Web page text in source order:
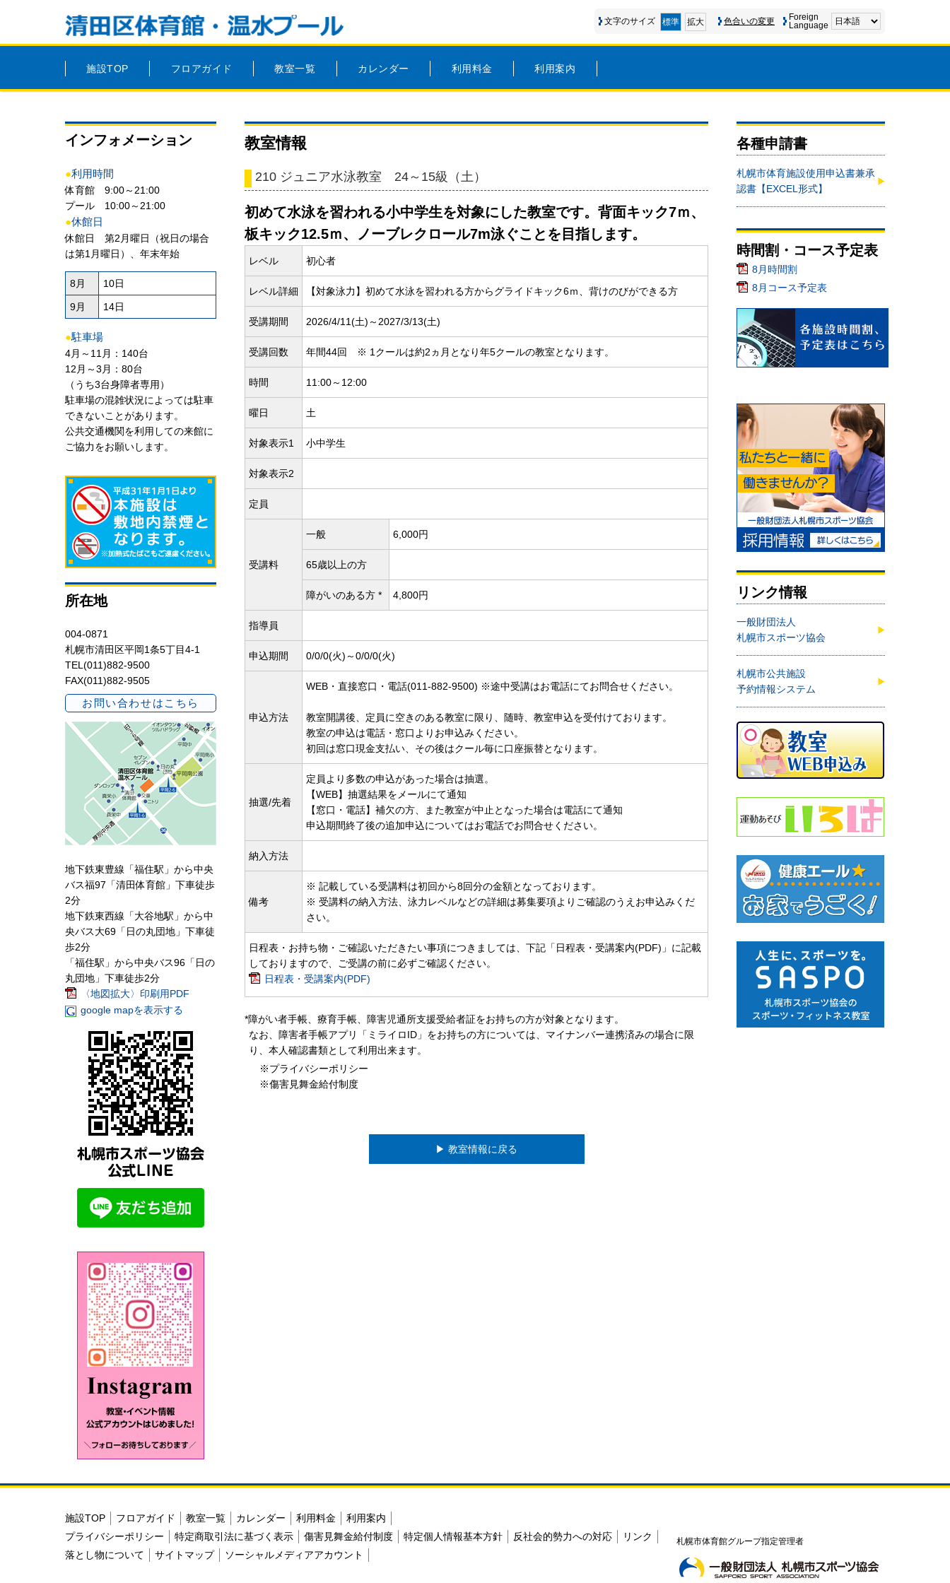
文字のサイズ 標準 拡大 色合いの変更
Foreign
Language
施設TOP フロアガイド 教室一覧 カレンダー 利用料金 利用案内
インフォメーション
●利用時間
体育館 9:00～21:00
プール 10:00～21:00
●休館日
休館日 第2月曜日（祝日の場合
は第1月曜日）、年末年始
8月 10日
9月 14日
●駐車場
4月～11月：140台
12月～3月：80台
（うち3台身障者専用）
駐車場の混雑状況によっては駐車
できないことがあります。
公共交通機関を利用しての来館に
ご協力をお願いします。
所在地
004-0871
札幌市清田区平岡1条5丁目4-1
TEL(011)882-9500
FAX(011)882-9505
お問い合わせはこちら
地下鉄東豊線「福住駅」から中央
バス福97「清田体育館」下車徒歩
2分
地下鉄東西線「大谷地駅」から中
央バス大69「日の丸団地」下車徒
歩2分
「福住駅」から中央バス96「日の
丸団地」下車徒歩2分
〈地図拡大〉印刷用PDF
google mapを表示する
教室情報
210 ジュニア水泳教室 24～15級（土）
初めて水泳を習われる小中学生を対象にした教室です。背面キック7ｍ、
板キック12.5ｍ、ノーブレクロール7m泳ぐことを目指します。
レベル 初心者
レベル詳細 【対象泳力】初めて水泳を習われる方からグライドキック6ｍ、背けのびができる方
受講期間 2026/4/11(土)～2027/3/13(土)
受講回数 年間44回 ※ 1クールは約2ヵ月となり年5クールの教室となります。
時間 11:00～12:00
曜日 土
対象表示1 小中学生
対象表示2
定員
受講料
一般 6,000円
65歳以上の方
障がいのある方 * 4,800円
指導員
申込期間 0/0/0(火)～0/0/0(火)
申込方法
WEB・直接窓口・電話(011-882-9500) ※途中受講はお電話にてお問合せください。
教室開講後、定員に空きのある教室に限り、随時、教室申込を受付けております。
教室の申込は電話・窓口よりお申込みください。
初回は窓口現金支払い、その後はクール毎に口座振替となります。
抽選/先着
定員より多数の申込があった場合は抽選。
【WEB】抽選結果をメールにて通知
【窓口・電話】補欠の方、また教室が中止となった場合は電話にて通知
申込期間終了後の追加申込についてはお電話でお問合せください。
納入方法
備考
※ 記載している受講料は初回から8回分の金額となっております。
※ 受講料の納入方法、泳力レベルなどの詳細は募集要項よりご確認のうえお申込みくだ
さい。
日程表・お持ち物・ご確認いただきたい事項につきましては、下記「日程表・受講案内(PDF)」に記載
しておりますので、ご受講の前に必ずご確認ください。
日程表・受講案内(PDF)
*障がい者手帳、療育手帳、障害児通所支援受給者証をお持ちの方が対象となります。
なお、障害者手帳アプリ「ミライロID」をお持ちの方については、マイナンバー連携済みの場合に限
り、本人確認書類として利用出来ます。
※プライバシーポリシー
※傷害見舞金給付制度
▶︎ 教室情報に戻る
各種申請書
札幌市体育施設使用申込書兼承
認書【EXCEL形式】
時間割・コース予定表
8月時間割
8月コース予定表
リンク情報
一般財団法人
札幌市スポーツ協会
札幌市公共施設
予約情報システム
施設TOP フロアガイド 教室一覧 カレンダー 利用料金
利用案内
プライバシーポリシー
特定商取引法に基づく表示 傷害見舞金給付制度 特定個人情報基本方針 反社会的勢力への対応
リンク
落とし物について
サイトマップ ソーシャルメディアアカウント
札幌市体育館グループ指定管理者